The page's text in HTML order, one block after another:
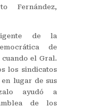
Fernández,
de la
de
cuando el Gral.
los sindicatos
lugar de sus
ayudó a
de los